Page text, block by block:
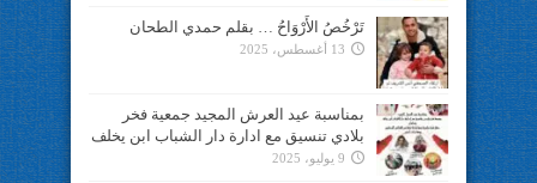
تَرْخُصُ الأَرْوَاحُ … بقلم حمدي الطحان
13 أغسطس، 2025
بمناسبة عيد العرش المجيد جمعية فخر
بلادي تنسيق مع ادارة دار الشباب ابن يخلف
9 يوليو، 2025